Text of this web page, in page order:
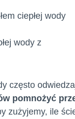
ciepłej wody
wody z
często
pomnożyć
zużyjemy, ile